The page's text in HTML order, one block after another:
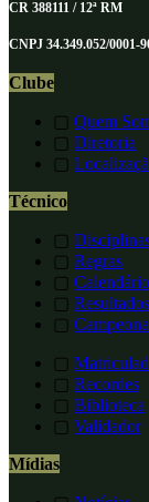
CR 388111 / 12ª RM
CNPJ 34.349.052/0001-
Clube
▢ Quem
▢ Diretoria
▢
Técnico
▢
▢ Regras
▢ Calendário
▢ Resultados
▢
▢
▢ Recordes
▢ Biblioteca
▢ Validador
Mídias